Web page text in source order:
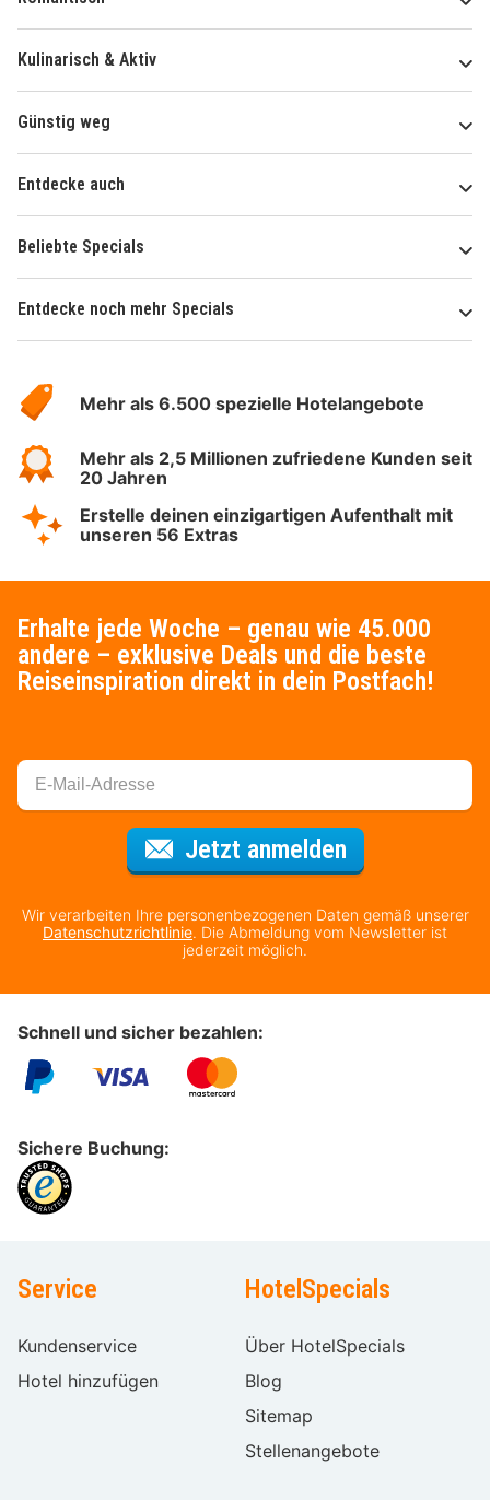
Kulinarisch & Aktiv
Günstig weg
Entdecke auch
Beliebte Specials
Entdecke noch mehr Specials
Hotelspecials
Mehr als 6.500 spezielle Hotelangebote
Mehr als 2,5 Millionen zufriedene Kunden seit
20 Jahren
Erstelle deinen einzigartigen Aufenthalt mit
unseren 56 Extras
Erhalte jede Woche – genau wie 45.000
andere – exklusive Deals und die beste
Reiseinspiration direkt in dein Postfach!
Jetzt anmeldenFür den
Wir verarbeiten Ihre personenbezogenen Daten gemäß unserer
Datenschutzrichtlinie. Die Abmeldung vom Newsletter ist
jederzeit möglich.
Schnell und sicher bezahlen:
Sichere Buchung:
Service
Kundenservice
Hotel hinzufügen
HotelSpecials
Über HotelSpecials
Blog
Sitemap
Stellenangebote